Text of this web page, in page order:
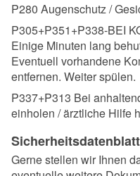
P280 Augenschutz /
P305+P351+P338-BEI
Einige Minuten lang
Eventuell vorhandene
entfernen. Weiter spülen.
P337+P313 Bei
einholen / ärztliche Hilfe
Sicherheitsdatenblatt
Gerne stellen wir Ihnen